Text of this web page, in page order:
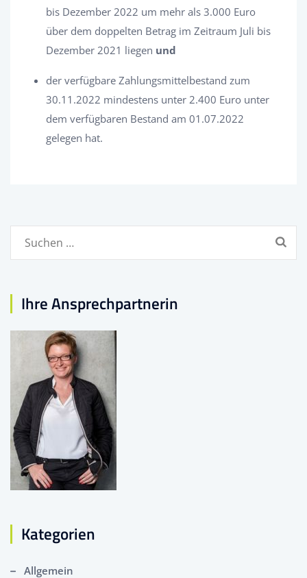
bis Dezember 2022 um mehr als 3.000 Euro
über dem doppelten Betrag im Zeitraum Juli bis
Dezember 2021 liegen und
der verfügbare Zahlungsmittelbestand zum
30.11.2022 mindestens unter 2.400 Euro unter
dem verfügbaren Bestand am 01.07.2022
gelegen hat.
Ihre Ansprechpartnerin
Kategorien
Allgemein